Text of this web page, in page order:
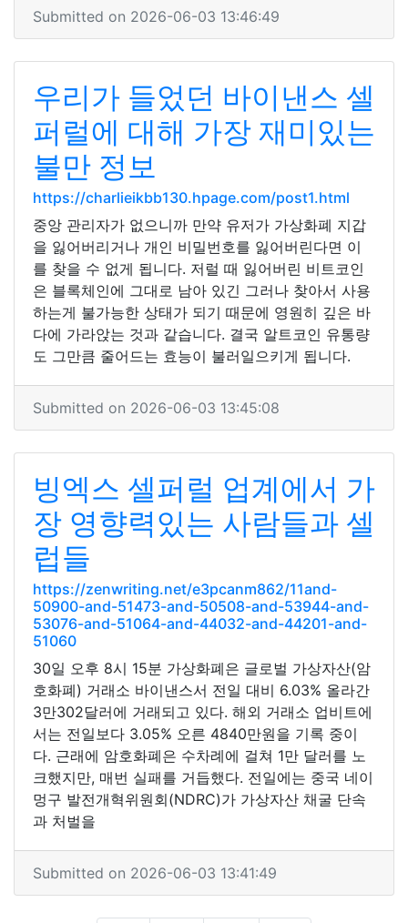
Submitted on 2026-06-03 13:46:49
우리가 들었던 바이낸스 셀
퍼럴에 대해 가장 재미있는
불만 정보
https://charlieikbb130.hpage.com/post1.html
중앙 관리자가 없으니까 만약 유저가 가상화폐 지갑
을 잃어버리거나 개인 비밀번호를 잃어버린다면 이
를 찾을 수 없게 됩니다. 저럴 때 잃어버린 비트코인
은 블록체인에 그대로 남아 있긴 그러나 찾아서 사용
하는게 불가능한 상태가 되기 때문에 영원히 깊은 바
다에 가라앉는 것과 같습니다. 결국 알트코인 유통량
도 그만큼 줄어드는 효능이 불러일으키게 됩니다.
Submitted on 2026-06-03 13:45:08
빙엑스 셀퍼럴 업계에서 가
장 영향력있는 사람들과 셀
럽들
https://zenwriting.net/e3pcanm862/11and-
50900-and-51473-and-50508-and-53944-and-
53076-and-51064-and-44032-and-44201-and-
51060
30일 오후 8시 15분 가상화폐은 글로벌 가상자산(암
호화폐) 거래소 바이낸스서 전일 대비 6.03% 올라간
3만302달러에 거래되고 있다. 해외 거래소 업비트에
서는 전일보다 3.05% 오른 4840만원을 기록 중이
다. 근래에 암호화폐은 수차례에 걸쳐 1만 달러를 노
크했지만, 매번 실패를 거듭했다. 전일에는 중국 네이
멍구 발전개혁위원회(NDRC)가 가상자산 채굴 단속
과 처벌을
Submitted on 2026-06-03 13:41:49